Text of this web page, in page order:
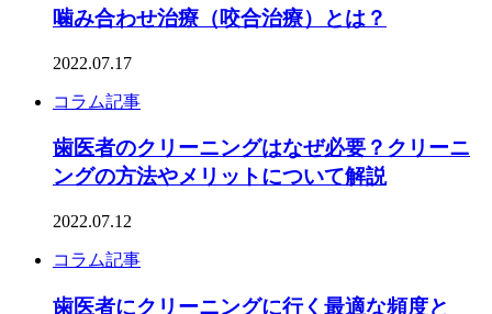
噛み合わせ治療（咬合治療）とは？
2022.07.17
コラム記事
歯医者のクリーニングはなぜ必要？クリーニ
ングの方法やメリットについて解説
2022.07.12
コラム記事
歯医者にクリーニングに行く最適な頻度と